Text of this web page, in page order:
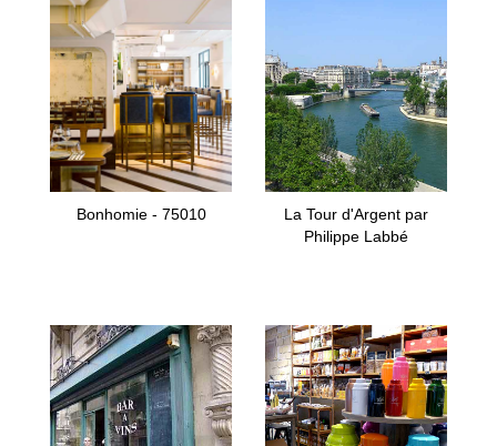
Bonhomie - 75010
La Tour d'Argent par
Philippe Labbé